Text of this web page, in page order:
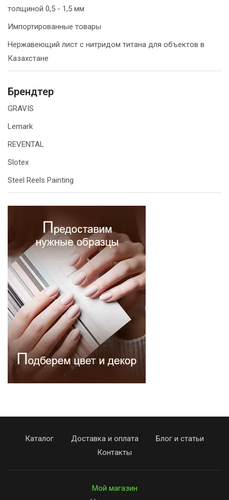
толщиной 0,5 - 1,5 мм
Импортированные товары
Нержавеющий лист с нитридом титана для объектов в
Казахстане
Брендтер
GRAVIS
Lemark
REVENTAL
Slotex
Steel Reels Painting
Каталог Доставка и оплата
Блог и статьи
Контакты
Мой магазин